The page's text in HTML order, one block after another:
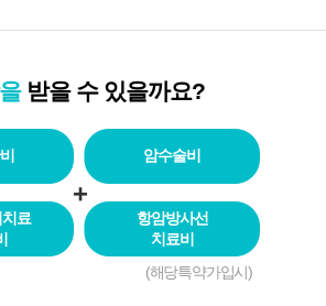
받을 수 있을까요?
암수술비
+
료
항암방사선
치료비
(해당특약가입시)